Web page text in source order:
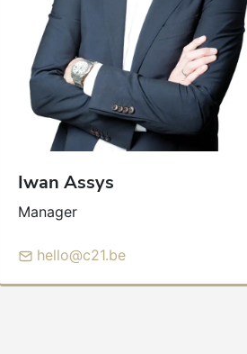
Iwan Assys
Manager
hello@c21.be